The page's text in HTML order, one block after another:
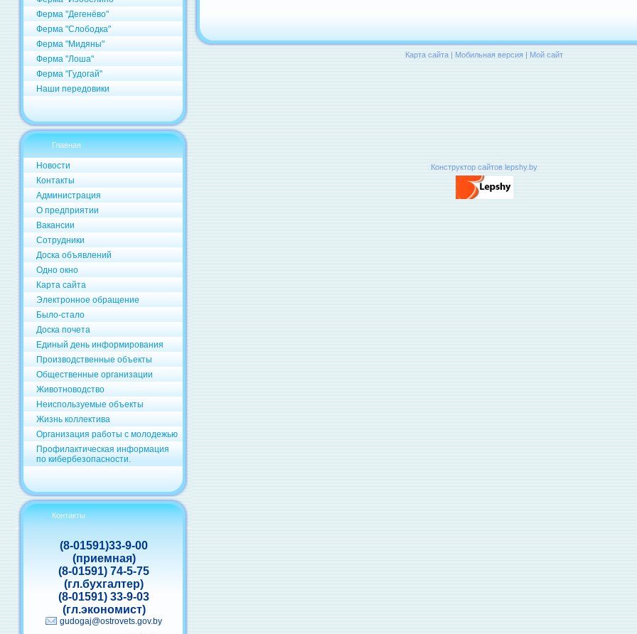
Ферма "Дегенёво"
Ферма "Слободка"
Ферма "Мидяны"
Ферма "Лоша"
Ферма "Гудогай"
Наши передовики
Главная
Новости
Контакты
Администрация
О предприятии
Вакансии
Сотрудники
Доска объявлений
Одно окно
Карта сайта
Электронное обращение
Было-стало
Доска почета
Единый день информирования
Производственные объекты
Общественные организации
Животноводство
Неиспользуемые объекты
Жизнь коллектива
Организация работы с молодежью
Профилактическая информация
по кибербезопасности.
Контакты
(8-01591)33-9-00
(приемная)
(8-01591) 74-5-75
(гл.бухгалтер)
(8-01591) 33-9-03
(гл.экономист)
gudogaj@ostrovets.gov.by
Карта сайта | Мобильная версия | Мой сайт
Конструктор сайтов lepshy.by